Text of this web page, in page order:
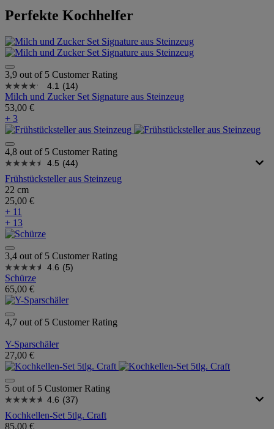
Perfekte Kochhelfer
3,9 out of 5 Customer Rating
4.1 (14)
Milch und Zucker Set Signature aus Steinzeug
53,00 €
+ 3
4,8 out of 5 Customer Rating
4.5 (44)
Frühstücksteller aus Steinzeug
22 cm
25,00 €
+ 11
+ 13
3,4 out of 5 Customer Rating
4.6 (5)
Schürze
65,00 €
4,7 out of 5 Customer Rating
Y-Sparschäler
27,00 €
5 out of 5 Customer Rating
4.6 (37)
Kochkellen-Set 5tlg. Craft
85,00 €